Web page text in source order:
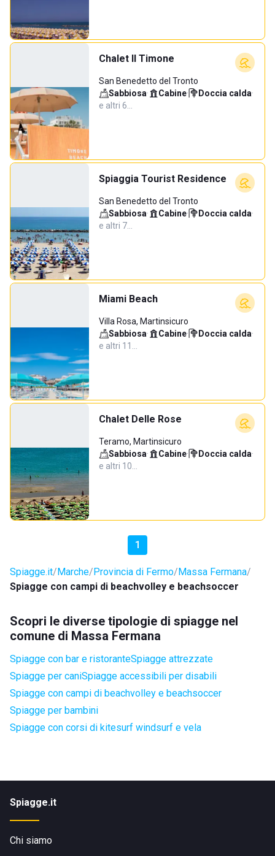
Chalet Il Timone
San Benedetto del Tronto
Sabbiosa· Cabine· Doccia calda·
e altri 6…
Spiaggia Tourist Residence
San Benedetto del Tronto
Sabbiosa· Cabine· Doccia calda·
e altri 7…
Miami Beach
Villa Rosa, Martinsicuro
Sabbiosa· Cabine· Doccia calda·
e altri 11…
Chalet Delle Rose
Teramo, Martinsicuro
Sabbiosa· Cabine· Doccia calda·
e altri 10…
1
Spiagge.it Marche Provincia di Fermo Massa Fermana
Spiagge con campi di beachvolley e beachsoccer
Scopri le diverse tipologie di spiagge nel
comune di Massa Fermana
Spiagge con bar e ristoranteSpiagge attrezzate
Spiagge per caniSpiagge accessibili per disabili
Spiagge con campi di beachvolley e beachsoccer
Spiagge per bambini
Spiagge con corsi di kitesurf windsurf e vela
Spiagge.it
Chi siamo